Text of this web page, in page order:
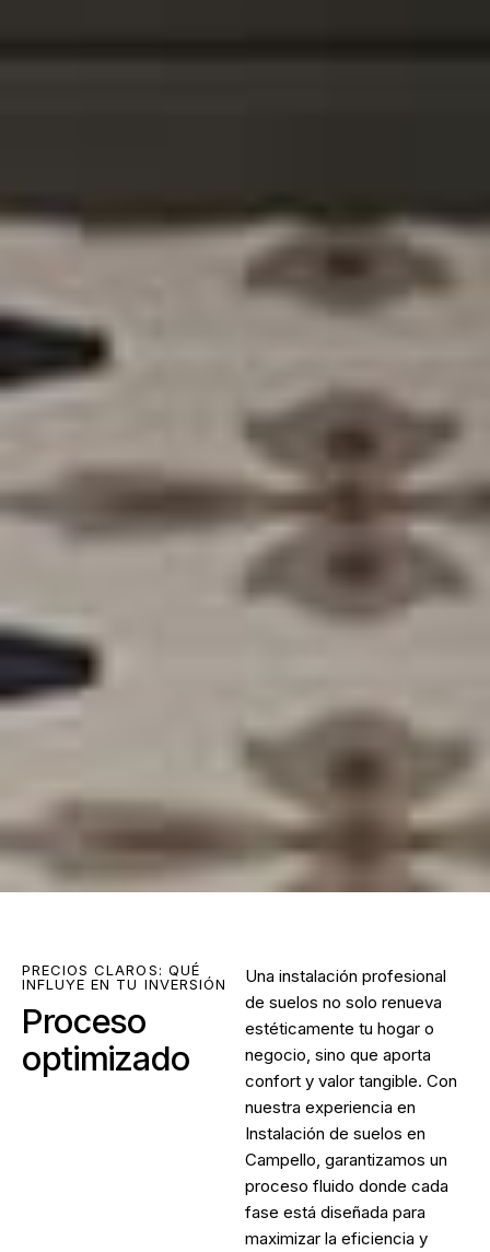
PRECIOS CLAROS: QUÉ
INFLUYE EN TU INVERSIÓN
Proceso
optimizado
Una instalación profesional
de suelos no solo renueva
estéticamente tu hogar o
negocio, sino que aporta
confort y valor tangible. Con
nuestra experiencia en
Instalación de suelos en
Campello, garantizamos un
proceso fluido donde cada
fase está diseñada para
maximizar la eficiencia y